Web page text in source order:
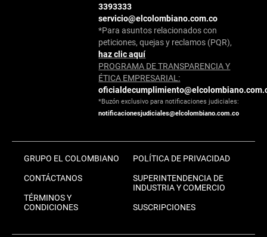
3393333
servicio@elcolombiano.com.co
*Para asuntos relacionados con
peticiones, quejas y reclamos (PQR),
haz clic aquí
PROGRAMA DE TRANSPARENCIA Y
ÉTICA EMPRESARIAL:
*Buzón exclusivo para notificaciones judiciales:
notificacionesjudiciales@elcolombiano.com.co
GRUPO EL COLOMBIANO
CONTÁCTANOS
TÉRMINOS Y
CONDICIONES
POLÍTICA DE PRIVACIDAD
SUPERINTENDENCIA DE
INDUSTRIA Y COMERCIO
SUSCRIPCIONES